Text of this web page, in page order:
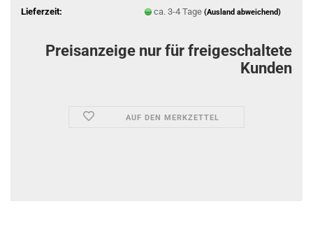
Lieferzeit: ca. 3-4 Tage (Ausland abweichend)
Preisanzeige nur für freigeschaltete
Kunden
AUF DEN MERKZETTEL